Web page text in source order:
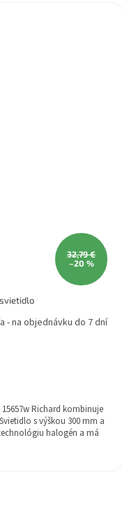
32,79 €
–20 %
- na objednávku do 7 dní
Richard kombinuje
s výškou 300 mm a
halogén a má